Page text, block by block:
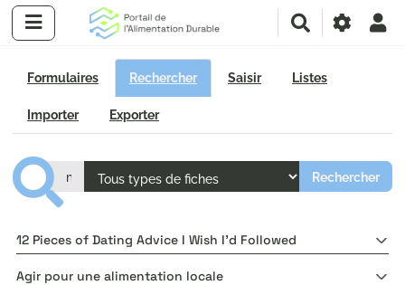
h
c
e
r
Formulaires Rechercher Saisir Listes
Importer Exporter
12 Pieces of Dating Advice I Wish I'd Followed
Agir pour une alimentation locale